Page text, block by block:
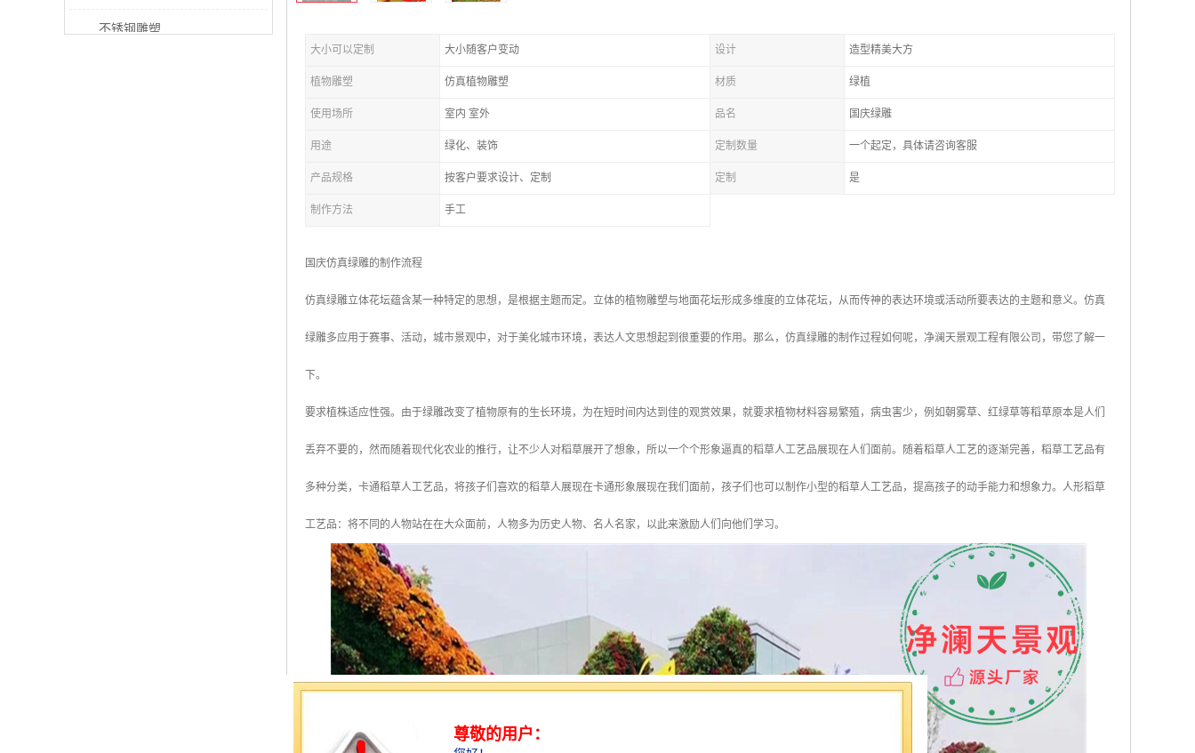
不锈钢雕塑
大小可以定制 大小随客户变动 设计 造型精美大方
植物雕塑 仿真植物雕塑 材质 绿植
使用场所 室内 室外 品名 国庆绿雕
用途 绿化、装饰 定制数量 一个起定，具体请咨询客服
产品规格 按客户要求设计、定制 定制 是
制作方法 手工
国庆仿真绿雕的制作流程
仿真绿雕立体花坛蕴含某一种特定的思想，是根据主题而定。立体的植物雕塑与地面花坛形成多维度的立体花坛，从而传神的表达环境或活动所要表达的主题和意义。仿真
绿雕多应用于赛事、活动，城市景观中，对于美化城市环境，表达人文思想起到很重要的作用。那么，仿真绿雕的制作过程如何呢，净澜天景观工程有限公司，带您了解一
下。
要求植株适应性强。由于绿雕改变了植物原有的生长环境，为在短时间内达到佳的观赏效果，就要求植物材料容易繁殖，病虫害少，例如朝雾草、红绿草等稻草原本是人们
丢弃不要的，然而随着现代化农业的推行，让不少人对稻草展开了想象，所以一个个形象逼真的稻草人工艺品展现在人们面前。随着稻草人工艺的逐渐完善，稻草工艺品有
多种分类，卡通稻草人工艺品，将孩子们喜欢的稻草人展现在卡通形象展现在我们面前，孩子们也可以制作小型的稻草人工艺品，提高孩子的动手能力和想象力。人形稻草
工艺品：将不同的人物站在在大众面前，人物多为历史人物、名人名家，以此来激励人们向他们学习。